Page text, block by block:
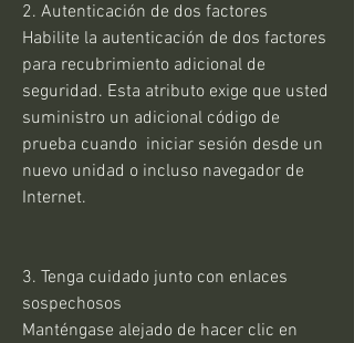
2. Autenticación de dos factores
Habilite la autenticación de dos factores
para recubrimiento adicional de
seguridad. Esta atributo exige que usted
suministro un adicional código de
prueba cuando  iniciar sesión desde un
nuevo unidad o incluso navegador de
Internet.
3. Tenga cuidado junto con enlaces
sospechosos
Manténgase alejado de hacer clic en